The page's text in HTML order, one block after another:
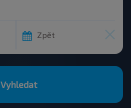
Zpět
Vyhledat